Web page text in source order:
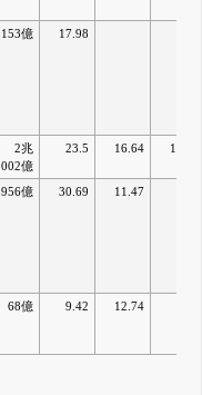
153億 17.98
2兆
億
23.5 16.64 14.04
億 30.69 11.47
68億 9.42 12.74